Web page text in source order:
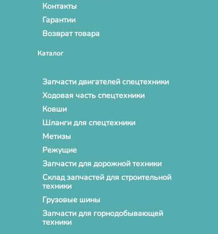
Контакты
Гарантии
Возврат товара
Каталог
Запчасти двигателей спецтехники
Ходовая часть спецтехники
Ковши
Шланги для спецтехники
Метизы
Режущие
Запчасти для дорожной техники
Склад запчастей для строительной
техники
Грузовые шины
Запчасти для горнодобывающей
техники